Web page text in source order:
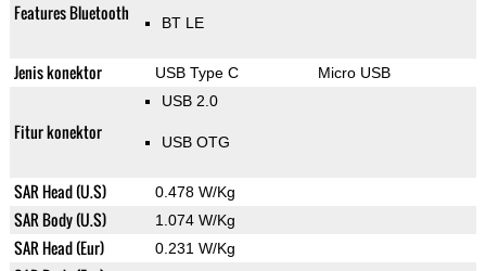
Features Bluetooth BT LE
Jenis konektor USB Type C Micro USB
Fitur konektor
USB 2.0
USB OTG
SAR Head (U.S) 0.478 W/Kg
SAR Body (U.S) 1.074 W/Kg
SAR Head (Eur) 0.231 W/Kg